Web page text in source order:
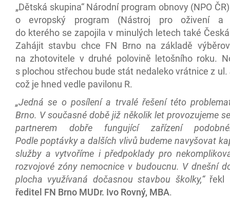
„Dětská skupina“ Národní program obnovy (NPO
o evropský program (Nástroj pro oživení a
do kterého se zapojila v minulých letech také
Zahájit stavbu chce FN Brno na základě
na zhotovitele v druhé polovině letošního roku.
s plochou střechou bude stát nedaleko vrátnice z
což je hned vedle pavilonu R.
„Jedná se o posílení a trvalé řešení této
Brno. V současné době již několik let provozujeme
partnerem dobře fungující zařízení
Podle poptávky a dalších vlivů budeme navyšovat
služby a vytvoříme i předpoklady pro
rozvojové zóny nemocnice v budoucnu. V dnešní
plocha využívaná dočasnou stavbou školky,“řekl
ředitel FN Brno MUDr. Ivo Rovný, MBA.